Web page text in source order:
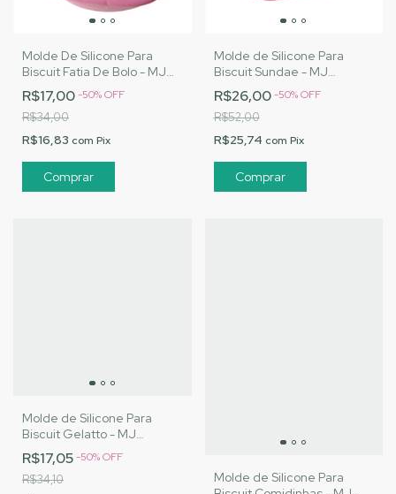
Molde De Silicone Para
Biscuit Fatia De Bolo - MJ
Artesanatos |Cód. 3154
R$17,00-50%OFF
R$34,00
R$16,83 com Pix
Molde de Silicone Para
Biscuit Sundae - MJ
Artesanatos |Cód. 3162
R$26,00-50%OFF
R$52,00
R$25,74 com Pix
Molde de Silicone Para
Biscuit Gelatto - MJ
Artesanatos |Cód.3159
R$17,05-50%OFF
R$34,10
Molde de Silicone Para